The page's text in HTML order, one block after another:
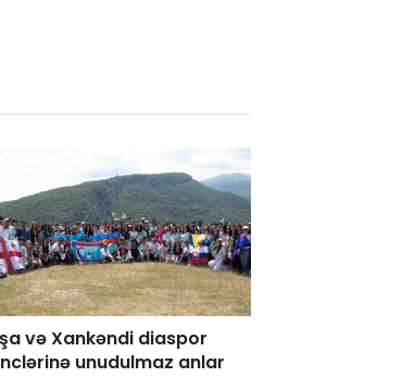
və Xankəndi diaspor
unudulmaz anlar